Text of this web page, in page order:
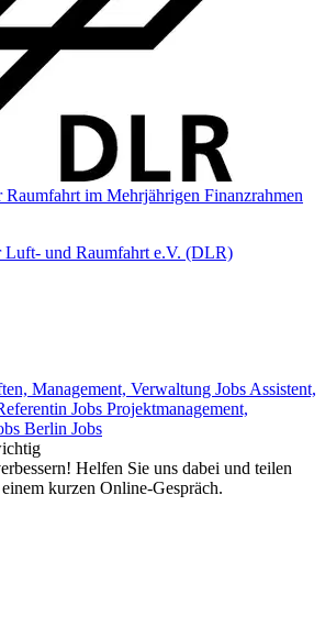
im Mehrjährigen Finanz­rahmen
Luft- und Raumfahrt e.V. (DLR)
Management, Verwaltung Jobs Assistent,
Jobs Projektmanagement,
Berlin Jobs
Helfen Sie uns dabei und teilen
kurzen Online-Gespräch.